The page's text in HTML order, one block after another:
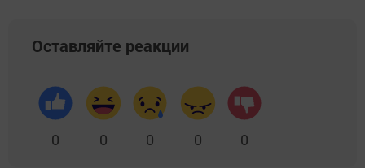
Оставляйте реакции
0 0 0 0 0